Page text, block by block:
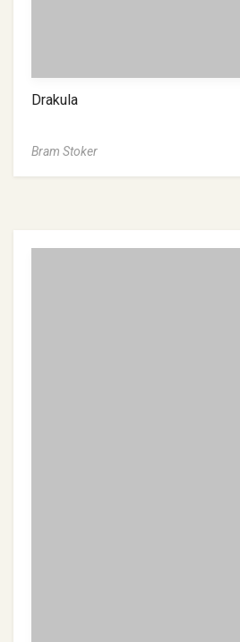
Drakula
Bram Stoker